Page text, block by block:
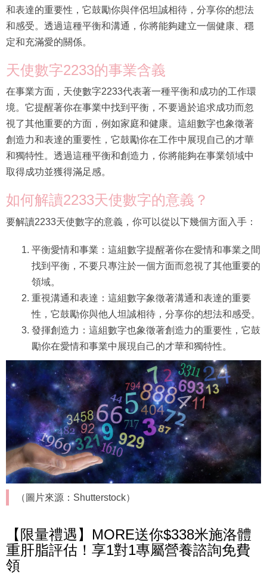
和表達的重要性，它鼓勵你與伴侶坦誠相待，分享你的想法
和感受。透過這種平衡和溝通，你將能夠建立一個健康、穩
定和充滿愛的關係。
天使數字2233的事業含義
在事業方面，天使數字2233代表著一種平衡和成功的工作環
境。它提醒著你在事業中找到平衡，不要過於追求成功而忽
視了其他重要的方面，例如家庭和健康。這組數字也象徵著
創造力和表達的重要性，它鼓勵你在工作中展現自己的才華
和獨特性。透過這種平衡和創造力，你將能夠在事業領域中
取得成功並獲得滿足感。
如何解讀2233天使數字的意義？
要解讀2233天使數字的意義，你可以從以下幾個方面入手：
平衡愛情和事業：這組數字提醒著你在愛情和事業之間
找到平衡，不要只專注於一個方面而忽視了其他重要的
領域。
重視溝通和表達：這組數字象徵著溝通和表達的重要
性，它鼓勵你與他人坦誠相待，分享你的想法和感受。
發揮創造力：這組數字也象徵著創造力的重要性，它鼓
勵你在愛情和事業中展現自己的才華和獨特性。
（圖片來源：Shutterstock）
【限量禮遇】MORE送你$338米施洛體
重肝脂評估！享1對1專屬營養諮詢免費
領